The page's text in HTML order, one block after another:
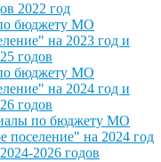
2022 год
бюджету МО
на 2023 год и
годов
бюджету МО
на 2024 год и
годов
по бюджету МО
поселение" на 2024 год
2026 годов